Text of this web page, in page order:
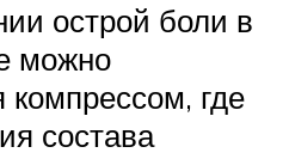
острой боли в
можно
компрессом, где
состава